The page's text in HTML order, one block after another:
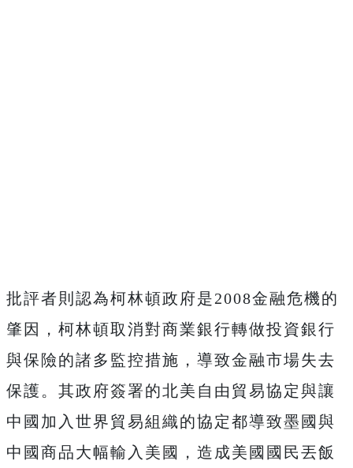
批評者則認為柯林頓政府是2008金融危機的
肇因，柯林頓取消對商業銀行轉做投資銀行
與保險的諸多監控措施，導致金融市場失去
保護。其政府簽署的北美自由貿易協定與讓
中國加入世界貿易組織的協定都導致墨國與
中國商品大幅輸入美國，造成美國國民丟飯